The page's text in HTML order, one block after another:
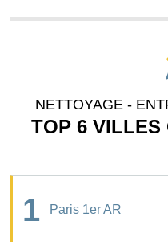
NETTOYAGE -
TOP 6 VILLES
1 Paris 1er AR